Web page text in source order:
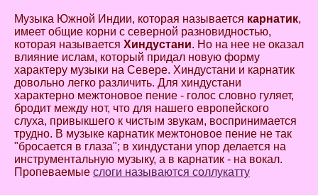
Музыка Южной Индии, которая называется карнатик,
имеет общие корни с северной разновидностью,
которая называется Хиндустани. Но на нее не оказал
влияние ислам, который придал новую форму
характеру музыки на Севере. Хиндустани и карнатик
довольно легко различить. Для хиндустани
характерно межтоновое пение - голос словно гуляет,
бродит между нот, что для нашего европейского
слуха, привыкшего к чистым звукам, воспринимается
трудно. В музыке карнатик межтоновое пение не так
"бросается в глаза"; в хиндустани упор делается на
инструментальную музыку, а в карнатик - на вокал.
Пропеваемые слоги называются соллукатту